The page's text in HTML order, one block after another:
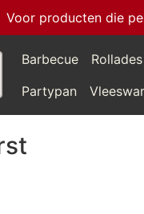
Voor producten die
Barbecue Rollades
Partypan